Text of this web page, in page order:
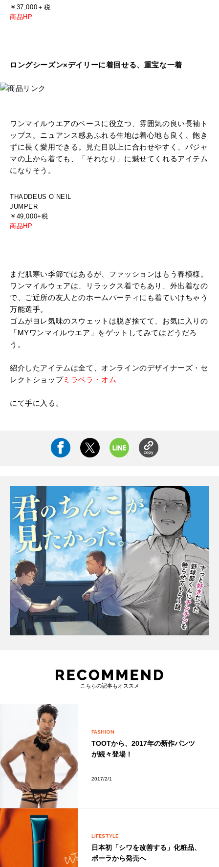
￥37,000＋税
商品HP
ロングシーズン×デイリーに着回せる、重宝な一着
ワンマイルウエアのベースに役立つ、雰囲気の良い長袖ト
ップス。ニュアンス感あふれる生地は着心地も良く、飽き
ずに長く愛用できる。見た目以上に合わせやすく、パジャ
マの上から着ても、「それなり」に魅せてくれるアイテム
になりそう。
THADDEUS O’NEIL
JUMPER
￥49,000+税
商品HP
まだ肌寒い季節ではあるが、ファッションはもう春模様。
ワンマイルウェアは、リラックス着でもあり、外出着なの
で、ご近所の友人とのホームパーティにも着ていけちゃう
万能選手。
ゴムがヨレ気味のスウェットは脱ぎ捨てて、お気に入りの
「MYワンマイルウエア」をゲットしてみてはどうだろ
う。
紹介したアイテムは全て、オンラインのデザイナーズ・セ
レクトショップミラベラ・オム
にて手に入る。
こちらの記事もオススメ
FASHION
TOOTから、2017年の新作パンツ
が続々登場！
2017/2/1
LIFESTYLE
日本初「シワを改善する」化粧品、
ポーラから発売へ